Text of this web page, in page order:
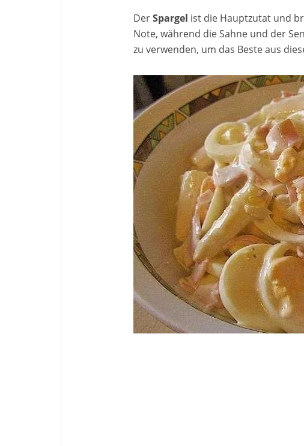
DerSpargel ist die Hauptzutat und
Note, während die Sahne und der
zu verwenden, um das Beste aus